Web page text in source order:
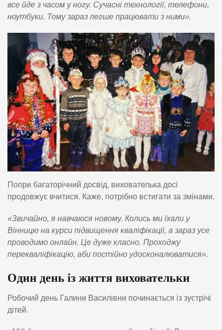
все йде з часом у ногу. Сучасні технології, телефони,
ноутбуки. Тому зараз легше працювати з ними».
Попри багаторічний досвід, вихователька досі
продовжує вчитися. Каже, потрібно встигати за змінами.
«Звичайно, я навчаюся новому. Колись ми їхали у
Вінницю на курси підвищення кваліфікації, а зараз усе
проводимо онлайн. Це дуже класно. Проходжу
перекваліфікацію, аби постійно удосконалюватися».
Один день із життя виховательки
Робочий день Галини Василівни починається із зустрічі
дітей.